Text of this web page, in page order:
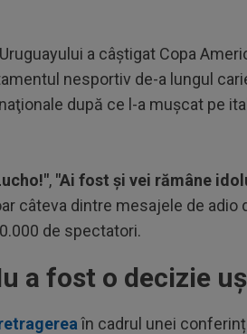
a câştigat Copa
nesportiv de-a lungul
după ce l-a muşcat pe
, "Ai fost şi vei rămâne
câteva dintre mesajele de adio
de spectatori.
a fost o decizie
în cadrul unei